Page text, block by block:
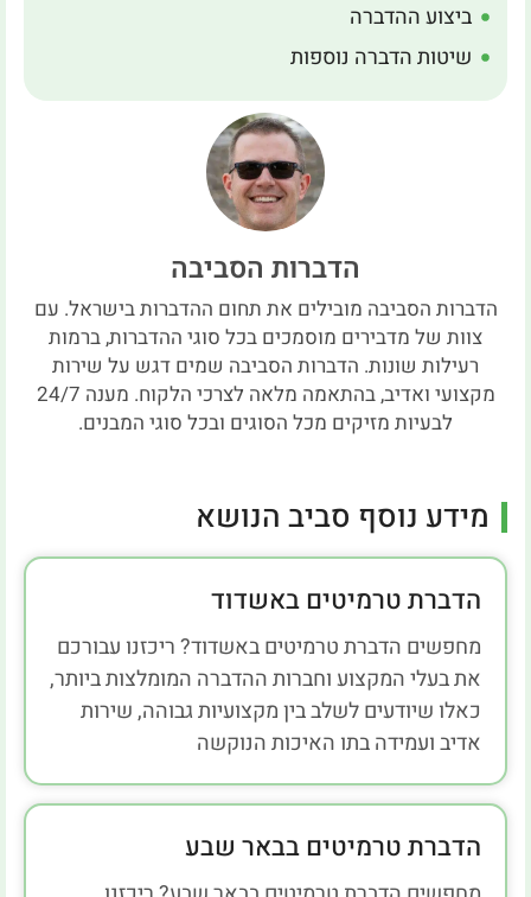
ביצוע ההדברה
שיטות הדברה נוספות
הדברות הסביבה
הדברות הסביבה מובילים את תחום ההדברות בישראל. עם
צוות של מדבירים מוסמכים בכל סוגי ההדברות, ברמות
רעילות שונות. הדברות הסביבה שמים דגש על שירות
מקצועי ואדיב, בהתאמה מלאה לצרכי הלקוח. מענה 24/7
לבעיות מזיקים מכל הסוגים ובכל סוגי המבנים.
מידע נוסף סביב הנושא
הדברת טרמיטים באשדוד
מחפשים הדברת טרמיטים באשדוד? ריכזנו עבורכם
את בעלי המקצוע וחברות ההדברה המומלצות ביותר,
כאלו שיודעים לשלב בין מקצועיות גבוהה, שירות
אדיב ועמידה בתו האיכות הנוקשה
הדברת טרמיטים בבאר שבע